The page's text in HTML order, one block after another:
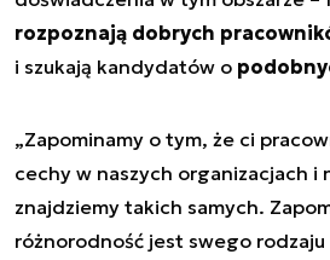
rozpoznają dobrych
i szukają kandydatów o
„Zapominamy o tym, że ci
cechy w naszych organizacjach i
znajdziemy takich samych.
różnorodność jest swego rodzaju